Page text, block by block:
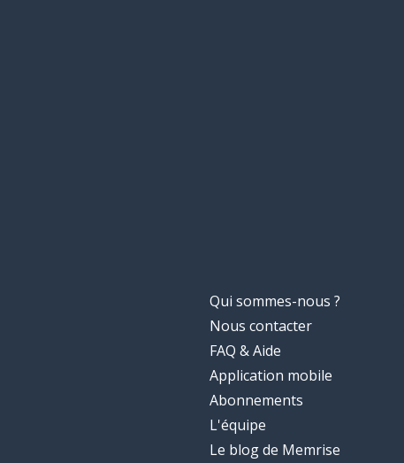
Qui sommes-nous ?
Nous contacter
FAQ & Aide
Application mobile
Abonnements
L'équipe
Le blog de Memrise